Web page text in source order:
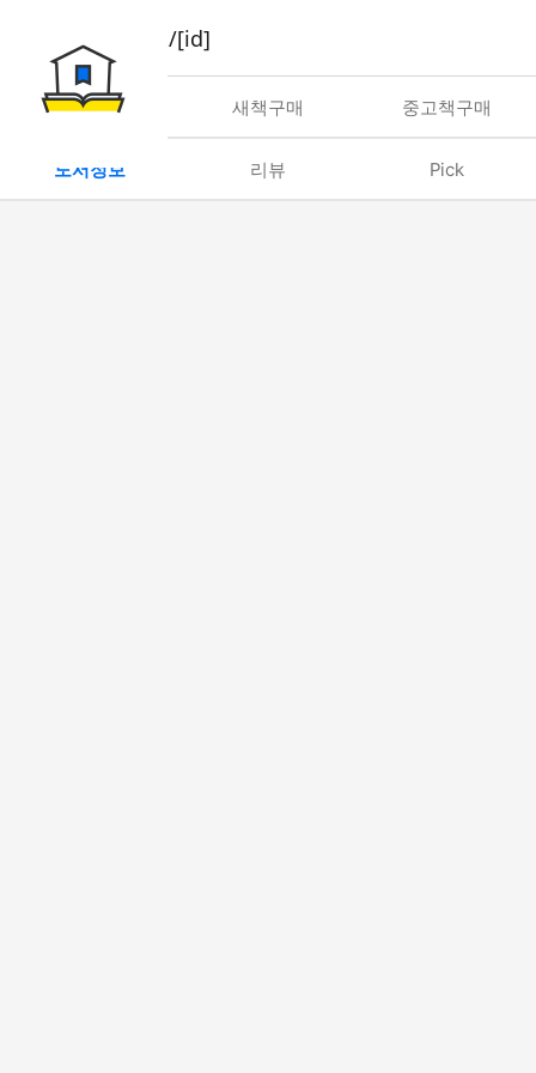
book/rent/[id]
대여 새책구매 중고책구매
도서정보 리뷰 Pick